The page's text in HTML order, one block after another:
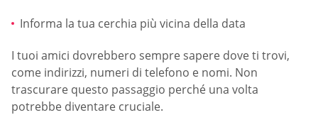
Informa la tua cerchia più vicina della data
I tuoi amici dovrebbero sempre sapere dove ti trovi,
come indirizzi, numeri di telefono e nomi. Non
trascurare questo passaggio perché una volta
potrebbe diventare cruciale.